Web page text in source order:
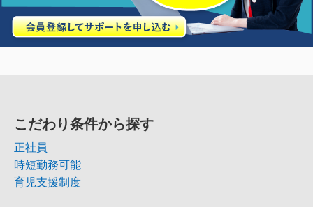
こだわり条件から探す
正社員
時短勤務可能
育児支援制度